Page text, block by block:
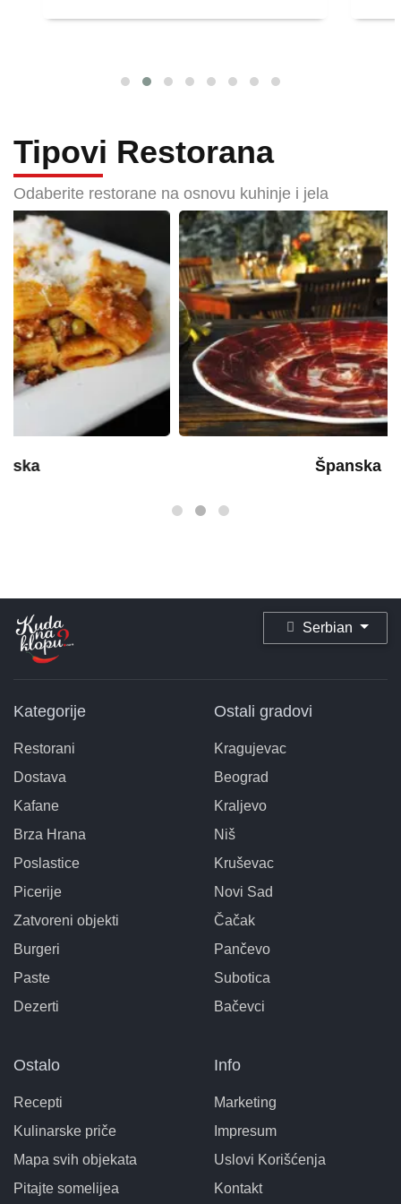
Tipovi Restorana
Odaberite restorane na osnovu kuhinje i jela
Serbian
Kategorije
Restorani
Dostava
Kafane
Brza Hrana
Poslastice
Picerije
Zatvoreni objekti
Burgeri
Paste
Dezerti
Ostali gradovi
Kragujevac
Beograd
Kraljevo
Niš
Kruševac
Novi Sad
Čačak
Pančevo
Subotica
Bačevci
Ostalo
Recepti
Kulinarske priče
Mapa svih objekata
Pitajte somelijea
Info
Marketing
Impresum
Uslovi Korišćenja
Kontakt